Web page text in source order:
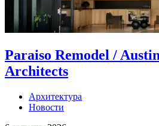
Paraiso Remodel /
Architects
Архитектура
Новости